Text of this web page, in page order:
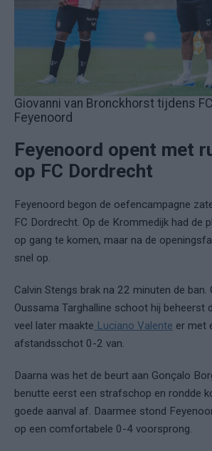
Giovanni van Bronckhorst tijdens
Feyenoord
Feyenoord opent met
op FC Dordrecht
Feyenoord begon de oefencampagne
FC Dordrecht. Op de Krommedijk had de
op gang te komen, maar na de
snel op.
Calvin Stengs brak na 22 minuten de ban.
Oussama Targhalline schoot hij beheerst
veel later maakte Luciano Valente er met
afstandsschot 0-2 van.
Daarna was het de beurt aan Gonçalo
benutte eerst een strafschop en rondde
goede aanval af. Daarmee stond
op een comfortabele 0-4 voorsprong.